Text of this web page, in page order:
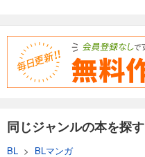
同じジャンルの本を探す
BL > BLマンガ